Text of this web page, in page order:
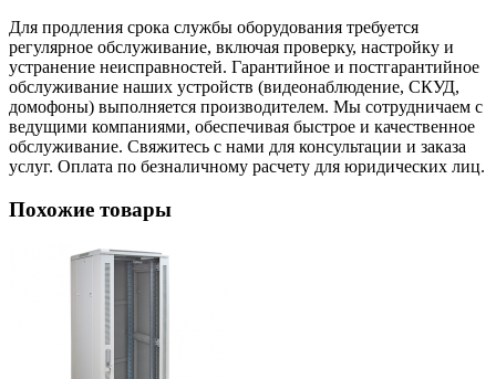
Для продления срока службы оборудования требуется
регулярное обслуживание, включая проверку, настройку и
устранение неисправностей. Гарантийное и постгарантийное
обслуживание наших устройств (видеонаблюдение, СКУД,
домофоны) выполняется производителем. Мы сотрудничаем с
ведущими компаниями, обеспечивая быстрое и качественное
обслуживание. Свяжитесь с нами для консультации и заказа
услуг. Оплата по безналичному расчету для юридических лиц.
Похожие товары